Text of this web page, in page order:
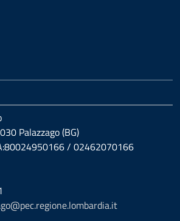
Palazzago (BG)
/ 02462070166